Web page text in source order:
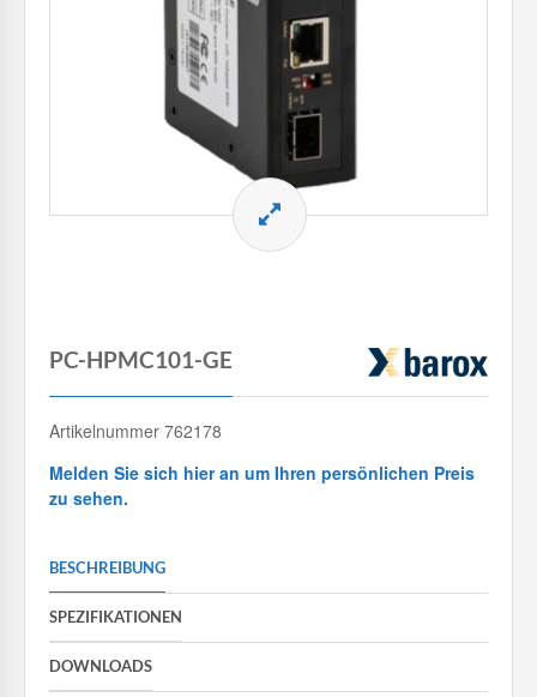
PC-HPMC101-GE
Artikelnummer 762178
Melden Sie sich hier an um Ihren persönlichen Preis
zu sehen.
BESCHREIBUNG
SPEZIFIKATIONEN
DOWNLOADS